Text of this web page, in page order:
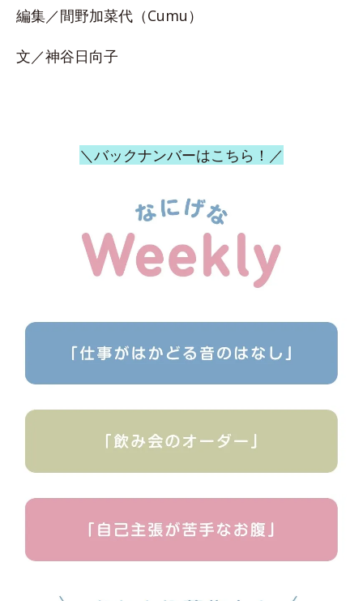
編集／間野加菜代（Cumu）
文／神谷日向子
＼バックナンバーはこちら！／